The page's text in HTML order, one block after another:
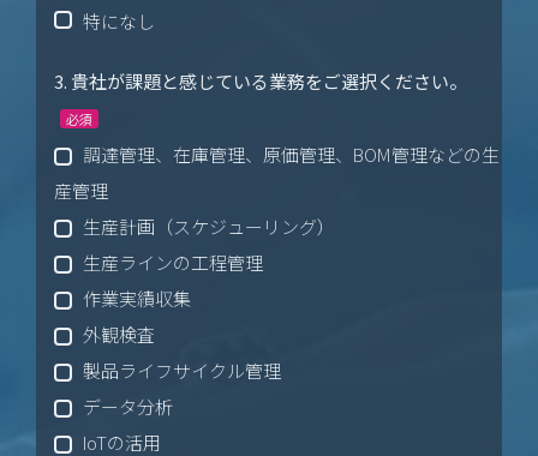
特になし
3. 貴社が課題と感じている業務をご選択ください。
必須
調達管理、在庫管理、原価管理、BOM管理などの生
産管理
生産計画（スケジューリング）
生産ラインの工程管理
作業実績収集
外観検査
製品ライフサイクル管理
データ分析
IoTの活用